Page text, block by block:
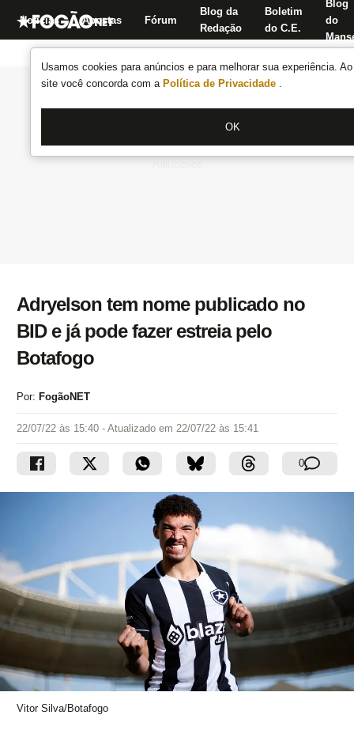
Usamos cookies para anúncios e para melhorar sua experiência.
site você concorda com a Política de Privacidade .
OK
Notícias Apostas Fórum
Blog da
Redação
Boletim
do C.E.
Blog
do
Adryelson tem nome publicado no
BID e já pode fazer estreia pelo
Botafogo
Por: FogãoNET
22/07/22 às 15:40 - Atualizado em 22/07/22 às 15:41
0
Vitor Silva/Botafogo